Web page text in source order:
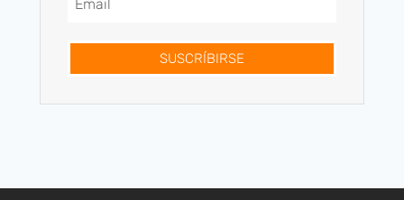
SUSCRÍBIRSE